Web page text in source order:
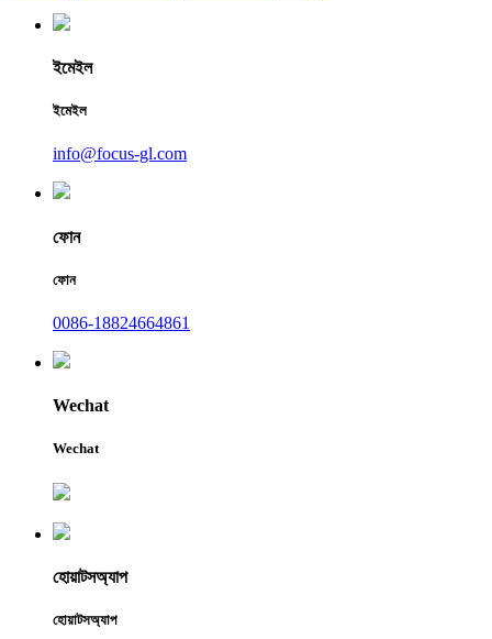
ইমেইল
ইমেইল
info@focus-gl.com
ফোন
ফোন
0086-18824664861
Wechat
Wechat
হোয়াটসঅ্যাপ
হোয়াটসঅ্যাপ